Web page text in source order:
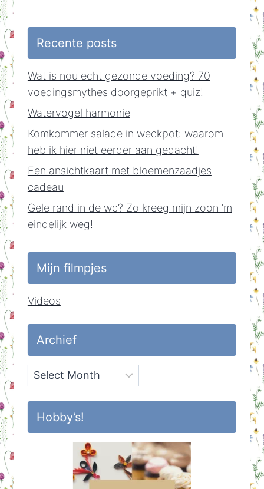
Recente posts
Wat is nou echt gezonde voeding? 70
voedingsmythes doorgeprikt + quiz!
Watervogel harmonie
Komkommer salade in weckpot: waarom
heb ik hier niet eerder aan gedacht!
Een ansichtkaart met bloemenzaadjes
cadeau
Gele rand in de wc? Zo kreeg mijn zoon ‘m
eindelijk weg!
Mijn filmpjes
Videos
Archief
Archief
Hobby’s!